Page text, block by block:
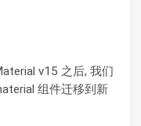
v15 之后, 我们
组件迁移到新